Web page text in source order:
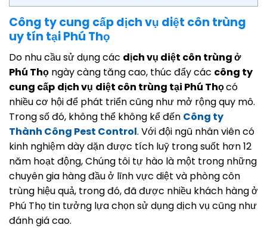
Công ty cung cấp dịch vụ diệt côn trùng
uy tín tại Phú Thọ
Do nhu cầu sử dụng các dịch vụ diệt côn trùng ở
Phú Thọ ngày càng tăng cao, thúc đẩy các công ty
cung cấp dịch vụ diệt côn trùng tại Phú Thọcó
nhiều cơ hội để phát triển cũng như mở rộng quy mô.
Trong số đó, không thể không kể đến Công ty
Thành Công Pest Control. Với đội ngũ nhân viên có
kinh nghiệm dày dặn được tích luỹ trong suốt hơn 12
năm hoạt động, Chúng tôi tự hào là một trong những
chuyên gia hàng đầu ở lĩnh vực diệt và phòng côn
trùng hiệu quả, trong đó, đã được nhiều khách hàng ở
Phú Thọ tin tưởng lựa chọn sử dụng dịch vụ cũng như
đánh giá cao.